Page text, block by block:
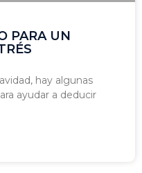
PARA UN
hay algunas
ayudar a deducir